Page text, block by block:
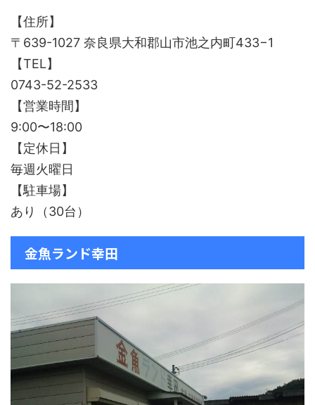
【住所】
〒639-1027 奈良県大和郡山市池之内町433−1
【TEL】
0743-52-2533
【営業時間】
9:00〜18:00
【定休日】
毎週火曜日
【駐車場】
あり（30台）
金魚ランド幸田